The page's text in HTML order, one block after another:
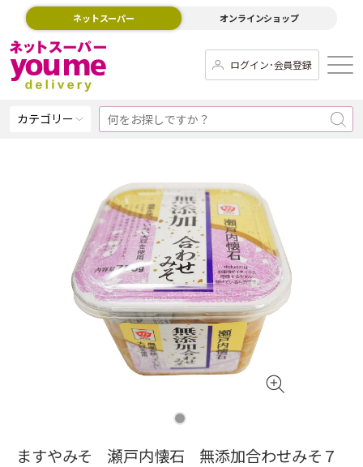
ネットスーパー オンラインショップ
ログイン･会員登録
カテゴリー
ますやみそ 瀬戸内懐石 無添加合わせみそ７